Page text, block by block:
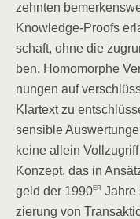
zehn­ten
Know­ledge-Pro­ofs
schaft, ohne die
ben. Homo­mor­phe
nun­gen auf
Klar­text zu
sen­si­ble
kei­ne allein
Kon­zept, das in
geld der 1990er Jah­re
zie­rung von